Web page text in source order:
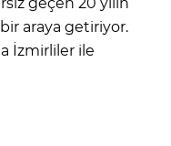
araya getiriyor.
İzmirliler ile